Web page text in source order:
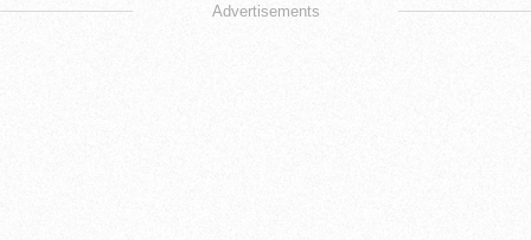
Advertisements